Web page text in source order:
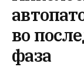
во
фаза